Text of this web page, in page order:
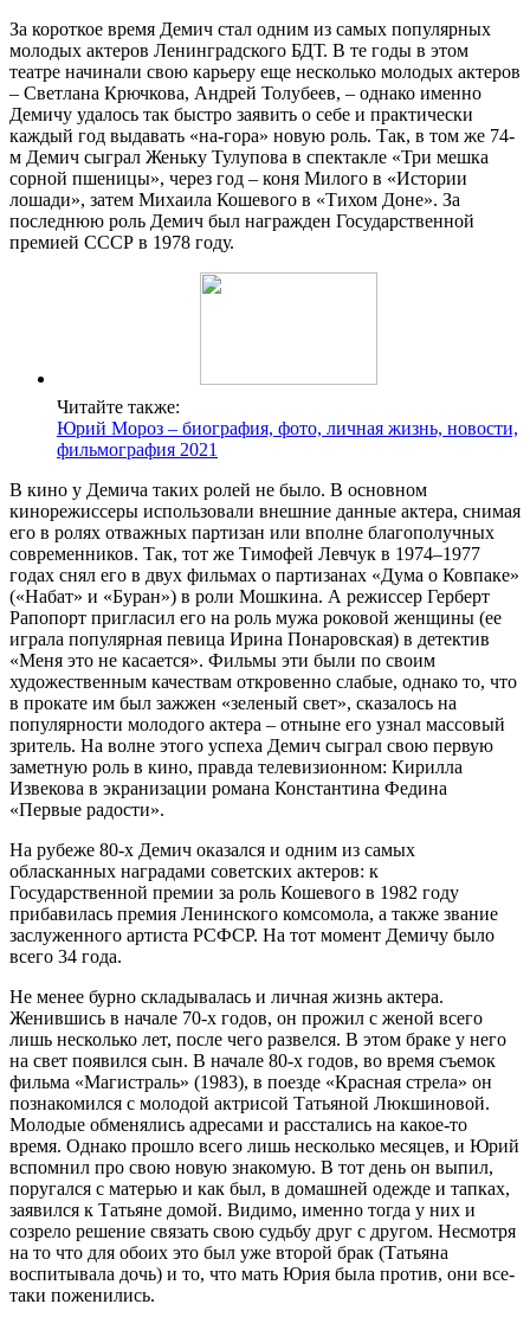
За короткое время Демич стал одним из самых популярных
молодых актеров Ленинградского БДТ. В те годы в этом
театре начинали свою карьеру еще несколько молодых актеров
– Светлана Крючкова, Андрей Толубеев, – однако именно
Демичу удалось так быстро заявить о себе и практически
каждый год выдавать «на-гора» новую роль. Так, в том же 74-
м Демич сыграл Женьку Тулупова в спектакле «Три мешка
сорной пшеницы», через год – коня Милого в «Истории
лошади», затем Михаила Кошевого в «Тихом Доне». За
последнюю роль Демич был награжден Государственной
премией СССР в 1978 году.
Читайте также:
Юрий Мороз – биография, фото, личная жизнь, новости,
фильмография 2021
В кино у Демича таких ролей не было. В основном
кинорежиссеры использовали внешние данные актера, снимая
его в ролях отважных партизан или вполне благополучных
современников. Так, тот же Тимофей Левчук в 1974–1977
годах снял его в двух фильмах о партизанах «Дума о Ковпаке»
(«Набат» и «Буран») в роли Мошкина. А режиссер Герберт
Рапопорт пригласил его на роль мужа роковой женщины (ее
играла популярная певица Ирина Понаровская) в детектив
«Меня это не касается». Фильмы эти были по своим
художественным качествам откровенно слабые, однако то, что
в прокате им был зажжен «зеленый свет», сказалось на
популярности молодого актера – отныне его узнал массовый
зритель. На волне этого успеха Демич сыграл свою первую
заметную роль в кино, правда телевизионном: Кирилла
Извекова в экранизации романа Константина Федина
«Первые радости».
На рубеже 80-х Демич оказался и одним из самых
обласканных наградами советских актеров: к
Государственной премии за роль Кошевого в 1982 году
прибавилась премия Ленинского комсомола, а также звание
заслуженного артиста РСФСР. На тот момент Демичу было
всего 34 года.
Не менее бурно складывалась и личная жизнь актера.
Женившись в начале 70-х годов, он прожил с женой всего
лишь несколько лет, после чего развелся. В этом браке у него
на свет появился сын. В начале 80-х годов, во время съемок
фильма «Магистраль» (1983), в поезде «Красная стрела» он
познакомился с молодой актрисой Татьяной Люкшиновой.
Молодые обменялись адресами и расстались на какое-то
время. Однако прошло всего лишь несколько месяцев, и Юрий
вспомнил про свою новую знакомую. В тот день он выпил,
поругался с матерью и как был, в домашней одежде и тапках,
заявился к Татьяне домой. Видимо, именно тогда у них и
созрело решение связать свою судьбу друг с другом. Несмотря
на то что для обоих это был уже второй брак (Татьяна
воспитывала дочь) и то, что мать Юрия была против, они все-
таки поженились.